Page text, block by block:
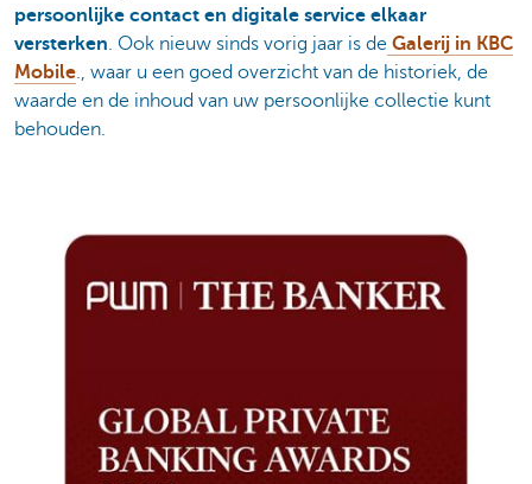
persoonlijke contact en digitale service elkaar
versterken. Ook nieuw sinds vorig jaar is de Galerij in KBC
Mobile., waar u een goed overzicht van de historiek, de
waarde en de inhoud van uw persoonlijke collectie kunt
behouden.